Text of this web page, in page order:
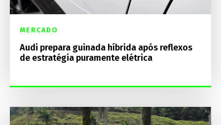
MERCADO
Audi prepara guinada híbrida após reflexos
de estratégia puramente elétrica